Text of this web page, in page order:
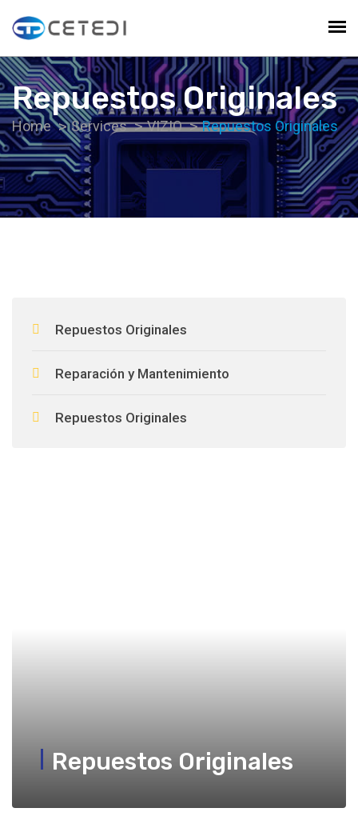
Repuestos Originales
Home Services VIZIO Repuestos Originales
Repuestos Originales
Reparación y Mantenimiento
Repuestos Originales
Repuestos Originales